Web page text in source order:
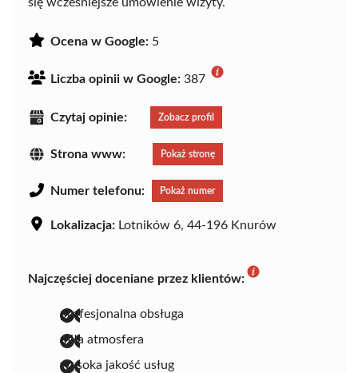
się wcześniejsze umówienie wizyty.
Ocena w Google: 5
Liczba opinii w Google: 387
Czytaj opinie: Zobacz profil
Strona www: Pokaż stronę
Numer telefonu: Pokaż numer
Lokalizacja: Lotników 6, 44-196 Knurów
Najczęściej doceniane przez klientów:
profesjonalna obsługa
miła atmosfera
wysoka jakość usług